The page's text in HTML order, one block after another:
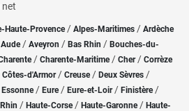
net
Haute-Provence / Alpes-Maritimes / Ardèche
Aude / Aveyron / Bas Rhin / Bouches-du-
/ Charente-Maritime/ Cher / Corrèze
Côtes-d'Armor/ Creuse/ Deux Sèvres /
Essonne / Eure/ Eure-et-Loir / Finistère/
/ Haute-Corse/ Haute-Garonne/ Haute-